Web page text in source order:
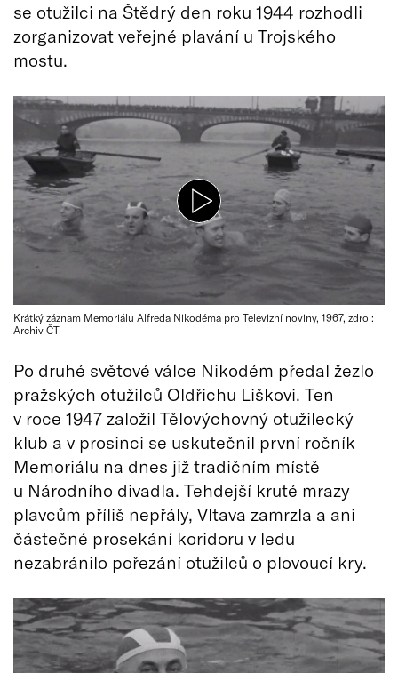
se otužilci na Štědrý den roku 1944 rozhodli
zorganizovat veřejné plavání u Trojského
mostu.
Krátký záznam Memoriálu Alfreda Nikodéma pro Televizní noviny, 1967, zdroj:
Archiv ČT
Po druhé světové válce Nikodém předal žezlo
pražských otužilců Oldřichu Liškovi. Ten
v roce 1947 založil Tělovýchovný otužilecký
klub a v prosinci se uskutečnil první ročník
Memoriálu na dnes již tradičním místě
u Národního divadla. Tehdejší kruté mrazy
plavcům příliš nepřály, Vltava zamrzla a ani
částečné prosekání koridoru v ledu
nezabránilo pořezání otužilců o plovoucí kry.